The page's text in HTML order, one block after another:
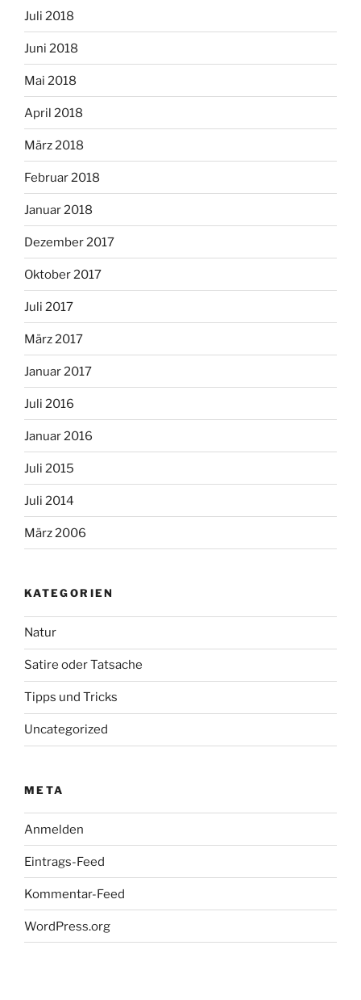
Juli 2018
Juni 2018
Mai 2018
April 2018
März 2018
Februar 2018
Januar 2018
Dezember 2017
Oktober 2017
Juli 2017
März 2017
Januar 2017
Juli 2016
Januar 2016
Juli 2015
Juli 2014
März 2006
KATEGORIEN
Natur
Satire oder Tatsache
Tipps und Tricks
Uncategorized
META
Anmelden
Eintrags-Feed
Kommentar-Feed
WordPress.org